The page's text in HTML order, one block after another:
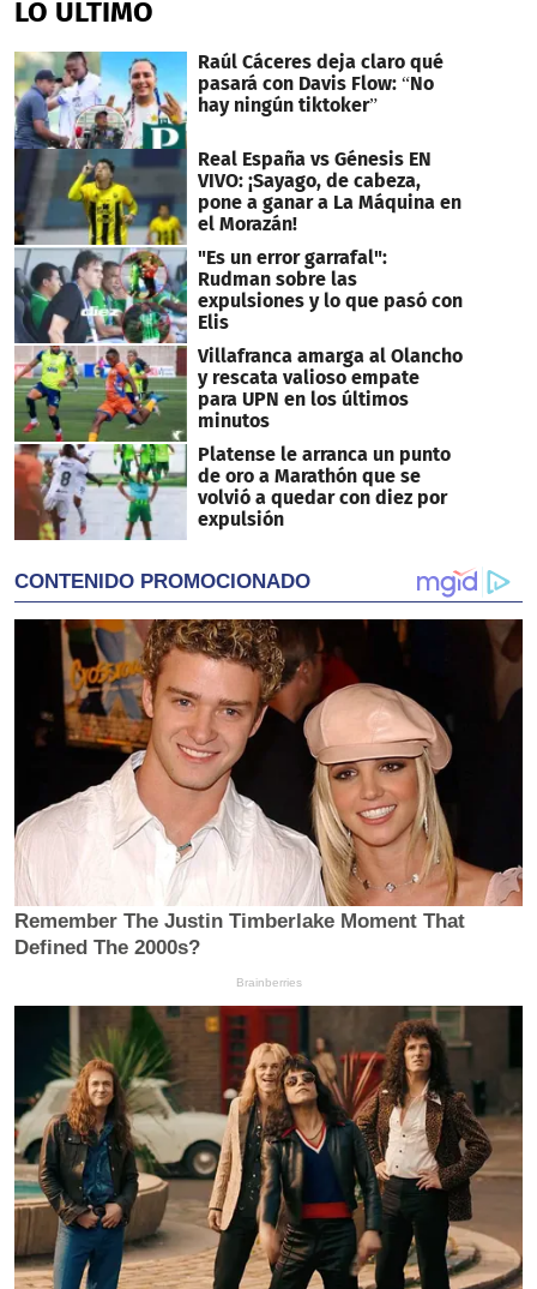
LO ÚLTIMO
Raúl Cáceres deja claro qué
pasará con Davis Flow: “No
hay ningún tiktoker”
Real España vs Génesis EN
VIVO: ¡Sayago, de cabeza,
pone a ganar a La Máquina en
el Morazán!
"Es un error garrafal":
Rudman sobre las
expulsiones y lo que pasó con
Elis
Villafranca amarga al Olancho
y rescata valioso empate
para UPN en los últimos
minutos
Platense le arranca un punto
de oro a Marathón que se
volvió a quedar con diez por
expulsión